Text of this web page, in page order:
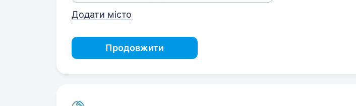
Додати місто
Продовжити